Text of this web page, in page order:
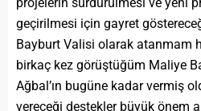
geçirilmesi için gayret
Bayburt Valisi olarak atanmam
birkaç kez görüştüğüm Maliye
Ağbal’ın bugüne kadar vermiş
vereceği destekler büyük önem